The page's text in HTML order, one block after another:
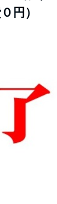
円）